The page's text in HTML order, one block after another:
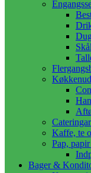
Kaffe, te
Pap,
Bager &